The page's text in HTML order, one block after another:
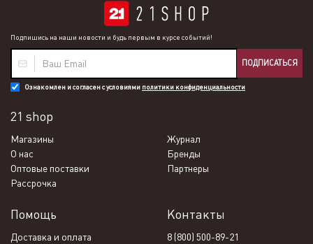
Подпишись на наши новости и будь первым в курсе событий!
ПОДПИСАТЬСЯ
Ознакомлен и согласен с условиями политики конфиденциальности
21 shop
Магазины
Журнал
О нас
Бренды
Оптовые поставки
Партнеры
Рассрочка
Помощь
Доставка и оплата
Контакты
8 (800) 500-89-21